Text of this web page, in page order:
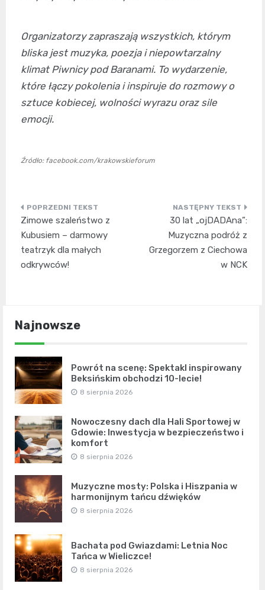
Organizatorzy zapraszają wszystkich, którym
bliska jest muzyka, poezja i niepowtarzalny
klimat Piwnicy pod Baranami. To wydarzenie,
które łączy pokolenia i inspiruje do rozmowy o
sztuce kobiecej, wolności wyrazu oraz sile
emocji.
Źródło: facebook.com/krakowskieforum
Nawigacja
wpisu
Zimowe szaleństwo z
Kubusiem – darmowy
teatrzyk dla małych
odkrywców!
30 lat „ojDADAna”:
Muzyczna podróż z
Grzegorzem z Ciechowa
w NCK
Najnowsze
Powrót na scenę: Spektakl inspirowany
Beksińskim obchodzi 10-lecie!
8 sierpnia 2026
Nowoczesny dach dla Hali Sportowej w
Gdowie: Inwestycja w bezpieczeństwo i
komfort
8 sierpnia 2026
Muzyczne mosty: Polska i Hiszpania w
harmonijnym tańcu dźwięków
8 sierpnia 2026
Bachata pod Gwiazdami: Letnia Noc
Tańca w Wieliczce!
8 sierpnia 2026